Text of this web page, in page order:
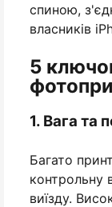
спиною,
власників
5
1. Вага та
Багато
контрольну
виїзду.